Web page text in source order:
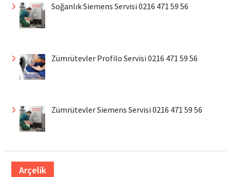
Soğanlık Siemens Servisi 0216 471 59 56
Zümrütevler Profilo Servisi 0216 471 59 56
Zümrütevler Siemens Servisi 0216 471 59 56
Arçelik